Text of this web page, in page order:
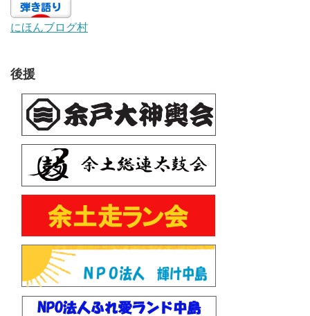
にほんブログ村
後援